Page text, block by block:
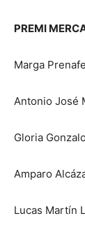
PREMI
Marga
Antonio José
Gloria
Amparo
Lucas Martín